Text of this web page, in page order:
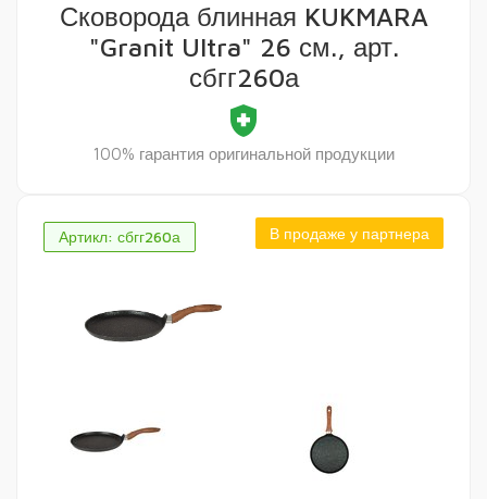
Артикл: сбгг260а В продаже у партнера
Сковорода блинная KUKMARA
"Granit Ultra" 26 см., арт.
сбгг260а
health_and_safety
100% гарантия оригинальной продукции